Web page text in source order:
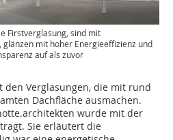
Firstverglasung, sind mit
mit hoher Energieeffizienz und
auf als zuvor
den Verglasungen, die mit rund
Dachfläche ausmachen.
wurde mit der
Sie erläutert die